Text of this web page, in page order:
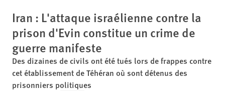
Iran : L'attaque israélienne contre la
prison d'Evin constitue un crime de
guerre manifeste
Des dizaines de civils ont été tués lors de frappes contre
cet établissement de Téhéran où sont détenus des
prisonniers politiques